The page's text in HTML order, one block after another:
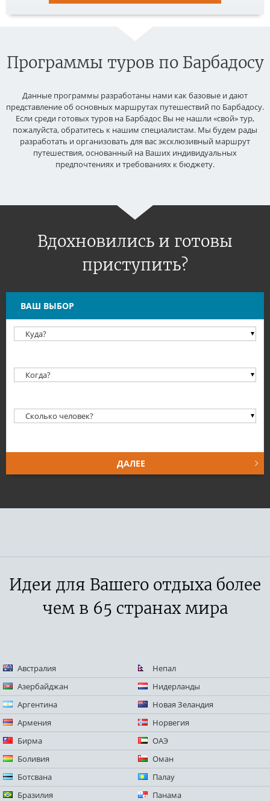
Программы туров по Барбадосу
Данные программы разработаны нами как базовые и дают
представление об основных маршрутах путешествий по Барбадосу.
Если среди готовых туров на Барбадос Вы не нашли «свой» тур,
пожалуйста, обратитесь к нашим специалистам. Мы будем рады
разработать и организовать для вас эксклюзивный маршрут
путешествия, основанный на Ваших индивидуальных
предпочтениях и требованиях к бюджету.
Вдохновились и готовы
приступить?
ВАШ ВЫБОР
ДАЛЕЕ
Идеи для Вашего отдыха более
чем в 65 странах мира
Австралия
Азербайджан
Аргентина
Армения
Бирма
Боливия
Ботсвана
Бразилия
Непал
Нидерланды
Новая Зеландия
Норвегия
ОАЭ
Оман
Палау
Панама